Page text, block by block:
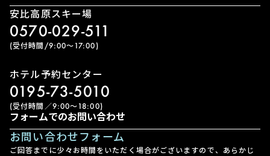
安比高原スキー場
0570-029-511
(受付時間/9:00〜17:00)
ホテル予約センター
0195-73-5010
(受付時間／9:00〜18:00)
フォームでのお問い合わせ
お問い合わせフォーム
ご回答までに少々お時間をいただく場合がございますので、あらかじ